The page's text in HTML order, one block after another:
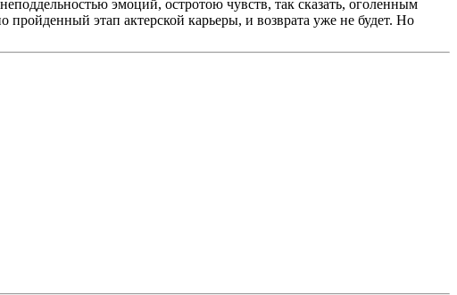
эмоций, остротою чувств, так сказать, оголенным
этап актерской карьеры, и возврата уже не будет. Но